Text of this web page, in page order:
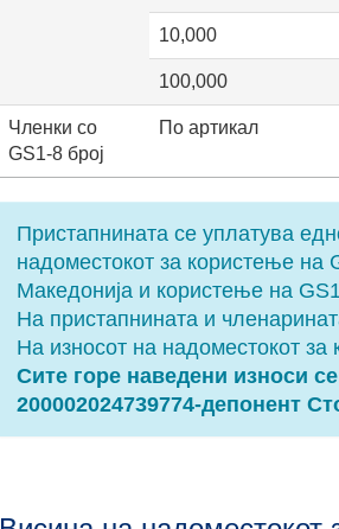
10,000
100,000
Членки со
GS1-8 број
По артикал
Пристапнината се уплатува
надоместокот за користење на
Македонија и користење на GS1
На пристапнината и
На износот на надоместокот
Сите горе наведени износи
200002024739774-депонент